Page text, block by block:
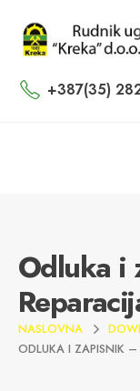
+387(35)
Odluka i
NASLOVNA
ODLUKA I ZAPISNIK –